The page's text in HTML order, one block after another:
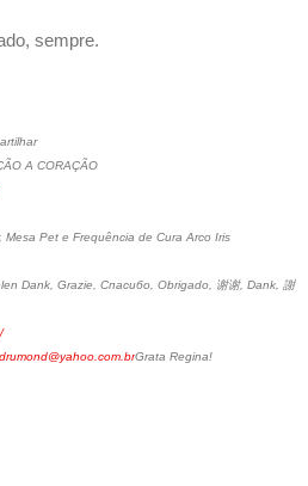
sempre.
A CORAÇÃO
Pet e Frequência de Cura Arco Iris
Dank, Grazie, Спасибо, Obrigado, 谢谢, Dank, 謝
Grata Regina!